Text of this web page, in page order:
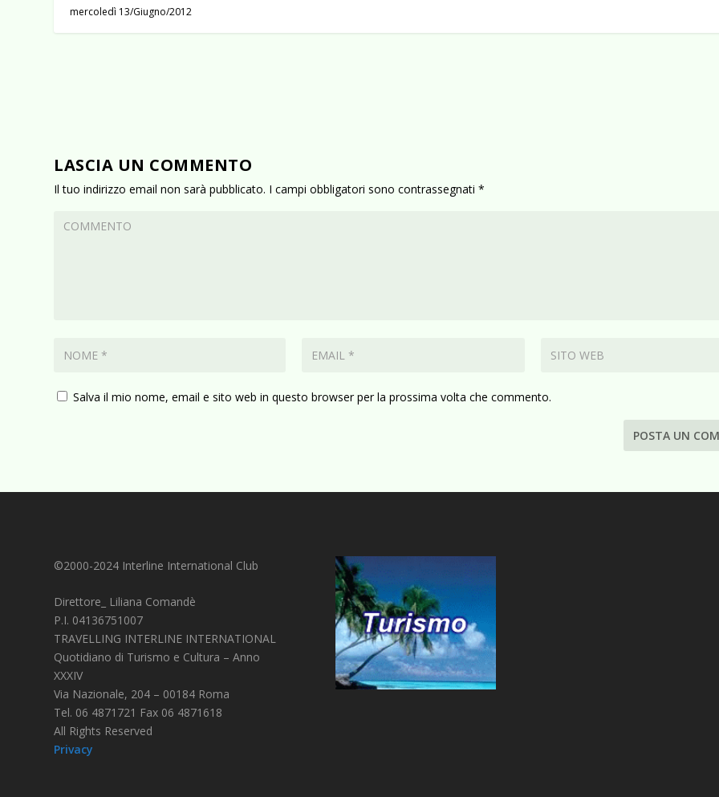
mercoledì 13/Giugno/2012
LASCIA UN COMMENTO
Il tuo indirizzo email non sarà pubblicato. I campi obbligatori sono contrassegnati*
Salva il mio nome, email e sito web in questo browser per la prossima volta che commento.
©2000-2024 Interline International Club
Direttore_ Liliana Comandè
P.I. 04136751007
TRAVELLING INTERLINE INTERNATIONAL
Quotidiano di Turismo e Cultura – Anno
XXXIV
Via Nazionale, 204 – 00184 Roma
Tel. 06 4871721 Fax 06 4871618
All Rights Reserved
Privacy